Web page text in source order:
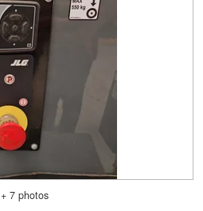
+ 7 photos